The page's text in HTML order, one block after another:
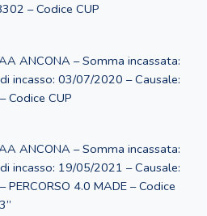
– Codice CUP
ANCONA – Somma incassata:
incasso: 03/07/2020 – Causale:
Codice CUP
ANCONA – Somma incassata:
incasso: 19/05/2021 – Causale:
PERCORSO 4.0 MADE – Codice